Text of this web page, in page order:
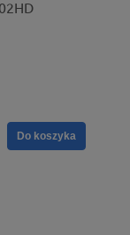
Do koszyka